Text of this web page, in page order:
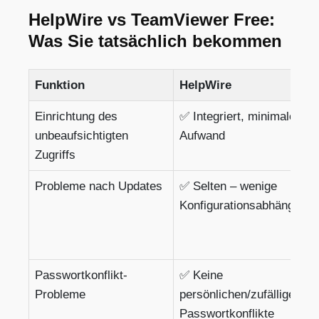
HelpWire vs TeamViewer Free:
Was Sie tatsächlich bekommen
Funktion HelpWire
Einrichtung des
unbeaufsichtigten
Zugriffs
✅ Integriert, minimaler
Aufwand
Probleme nach Updates
✅ Selten – wenige
Passwortkonflikt-
Probleme
✅ Keine
persönlichen/zufälligen
Passwortkonflikte